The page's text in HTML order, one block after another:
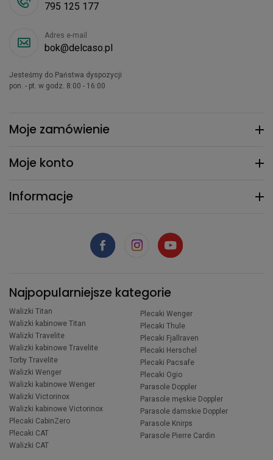
Moje zamówienie
Moje konto
Informacje
795 125 177
Adres e-mail
bok@delcaso.pl
Jesteśmy do Państwa dyspozycji
pon. - pt. w godz. 8:00 - 16:00
Najpopularniejsze kategorie
Walizki Titan
Walizki kabinowe Titan
Walizki Travelite
Walizki kabinowe Travelite
Torby Travelite
Walizki Wenger
Walizki kabinowe Wenger
Walizki Victorinox
Walizki kabinowe Victorinox
Plecaki CabinZero
Plecaki CAT
Walizki CAT
Plecaki Wenger
Plecaki Thule
Plecaki Fjallraven
Plecaki Herschel
Plecaki Pacsafe
Plecaki Ogio
Parasole Doppler
Parasole męskie Doppler
Parasole damskie Doppler
Parasole Knirps
Parasole Pierre Cardin